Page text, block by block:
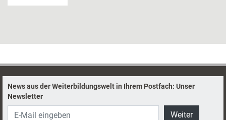
News aus der Weiterbildungswelt in Ihrem Postfach: Unser
Newsletter
Weiter